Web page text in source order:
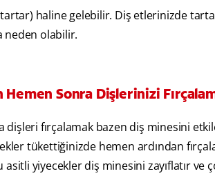
(tartar) haline gelebilir. Diş etlerinizde
neden olabilir.
Sonra Dişlerinizi
fırçalamak bazen diş minesini
tükettiğinizde hemen ardından
yiyecekler diş minesini zayıflatır ve